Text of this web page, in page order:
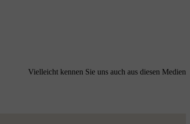
Vielleicht kennen Sie uns auch aus diesen Medien